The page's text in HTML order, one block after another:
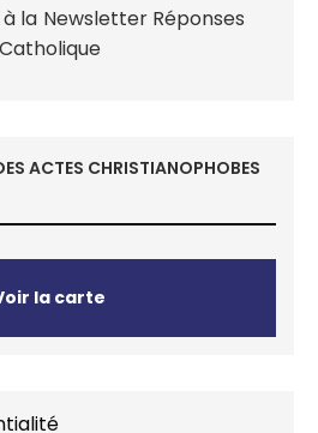
ACTES CHRISTIANOPHOBES
la carte